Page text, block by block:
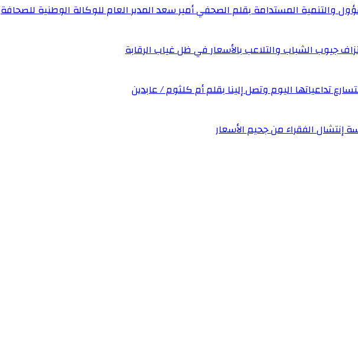
والتنمية المستدامة بقلم الصحفي أمير سعد المدير العام للوكالة الوطنية للصحافة
جيوب الشباب والتلاعب بالأسعار في ظل غياب الرقابة
تداعياتها اليوم وتصل إلينا بقلم أم كلثوم / عابدين
إنتشال الفقراء من جحيم الأسعار